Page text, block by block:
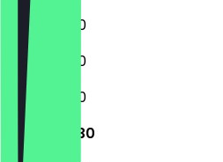
11:00 - 22:30
11:00 - 22:30
11:00 - 22:30
11:00 - 22:30